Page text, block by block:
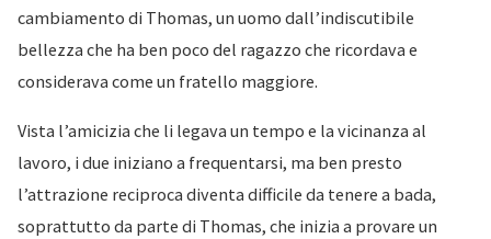
cambiamento di Thomas, un uomo dall’indiscutibile
bellezza che ha ben poco del ragazzo che ricordava e
considerava come un fratello maggiore.
Vista l’amicizia che li legava un tempo e la vicinanza al
lavoro, i due iniziano a frequentarsi, ma ben presto
l’attrazione reciproca diventa difficile da tenere a bada,
soprattutto da parte di Thomas, che inizia a provare un